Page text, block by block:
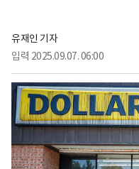
유재인 기자
입력 2025.09.07. 06:00